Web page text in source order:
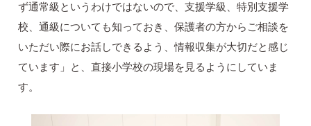
ず通常級というわけではないので、支援学級、特別支援学
校、通級についても知っておき、保護者の方からご相談を
いただい際にお話しできるよう、情報収集が大切だと感じ
ています」と、直接小学校の現場を見るようにしていま
す。